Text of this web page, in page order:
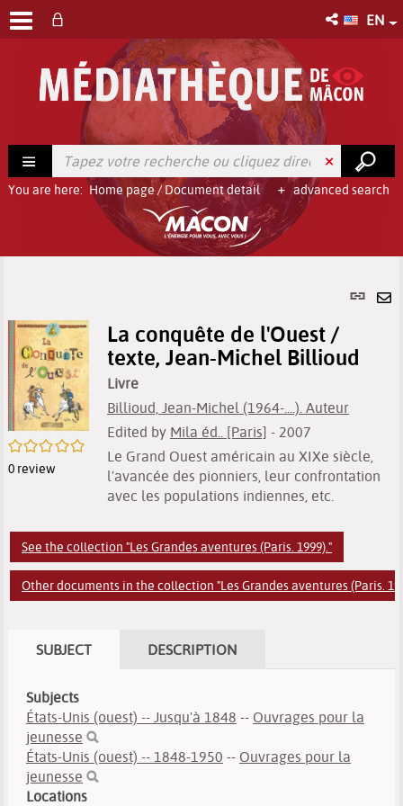
EN
advanced search
You are here: Home page/Document detail
link
/5
0 review
La conquête de l'Ouest /
texte, Jean-Michel Billioud
Livre
Billioud, Jean-Michel (1964-....). Auteur
Edited by Mila éd.. [Paris] - 2007
Le Grand Ouest américain au XIXe siècle,
l'avancée des pionniers, leur confrontation
avec les populations indiennes, etc.
See the collection "Les Grandes aventures (Paris. 1999)."
Other documents in the collection "Les Grandes aventures (Paris.
SUBJECT DESCRIPTION
Subjects
États-Unis (ouest) -- Jusqu'à 1848 -- Ouvrages pour la
jeunesse
États-Unis (ouest) -- 1848-1950 -- Ouvrages pour la
jeunesse
Locations